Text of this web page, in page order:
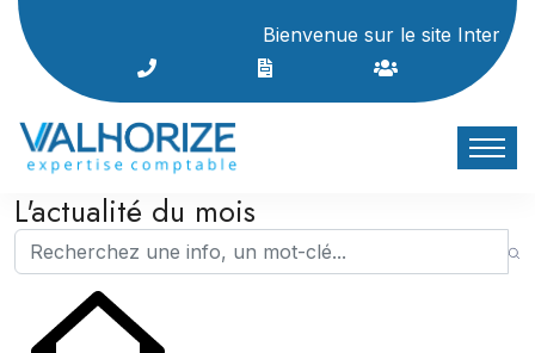
Bienvenue sur le site Internet du
L'actualité du mois